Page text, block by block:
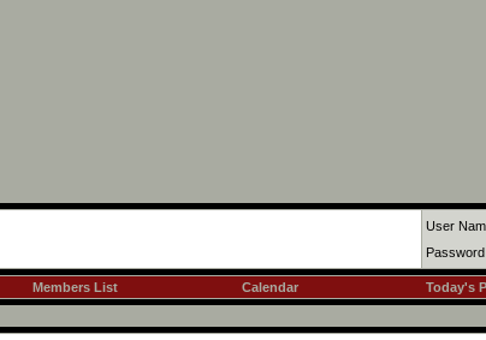
User
Password
Members List Calendar Today's